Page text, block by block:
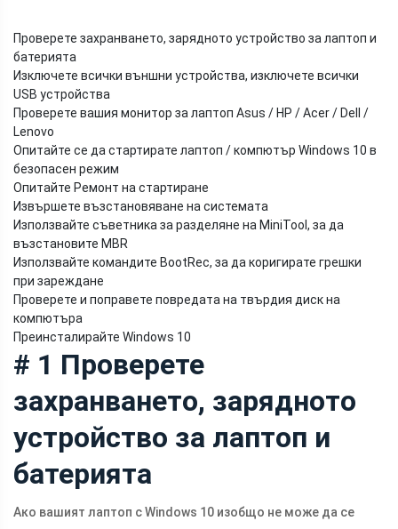
Проверете захранването, зарядното устройство за лаптоп и
батерията
Изключете всички външни устройства, изключете всички
USB устройства
Проверете вашия монитор за лаптоп Asus / HP / Acer / Dell /
Lenovo
Опитайте се да стартирате лаптоп / компютър Windows 10 в
безопасен режим
Опитайте Ремонт на стартиране
Извършете възстановяване на системата
Използвайте съветника за разделяне на MiniTool, за да
възстановите MBR
Използвайте командите BootRec, за да коригирате грешки
при зареждане
Проверете и поправете повредата на твърдия диск на
компютъра
Преинсталирайте Windows 10
# 1 Проверете
захранването, зарядното
устройство за лаптоп и
батерията
Ако вашият лаптоп с Windows 10 изобщо не може да се